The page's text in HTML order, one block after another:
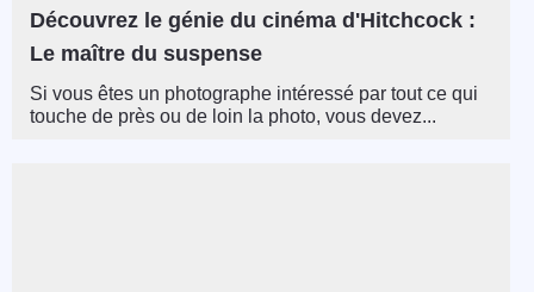
Découvrez le génie du cinéma d'Hitchcock :
Le maître du suspense
Si vous êtes un photographe intéressé par tout ce qui
touche de près ou de loin la photo, vous devez...